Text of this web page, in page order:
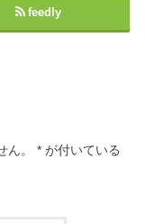
feedly
。 * が付いている